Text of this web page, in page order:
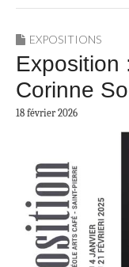
EXPOSITIONS
Exposition
Corinne
18 février 2026